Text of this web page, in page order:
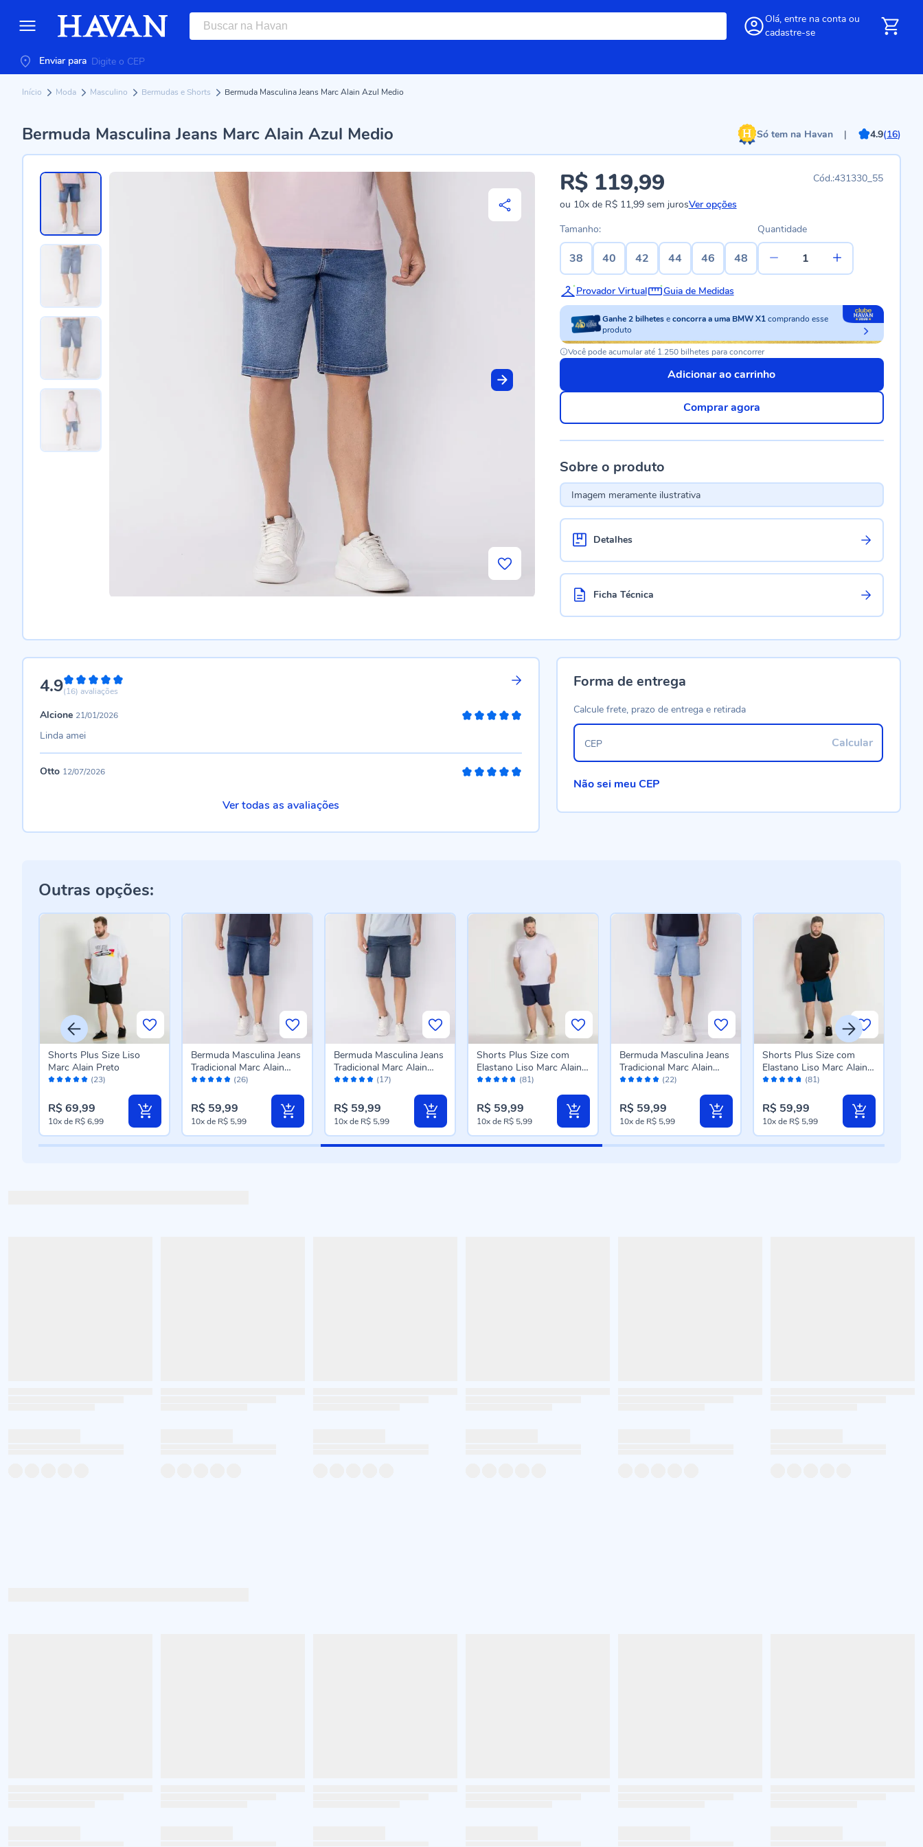
Olá, entre na conta ou
cadastre-se
Enviar para
Início Moda Masculino Bermudas e Shorts Bermuda Masculina Jeans Marc Alain Azul Medio
Bermuda Masculina Jeans Marc Alain Azul Medio Só tem na Havan | 4.9(16)
431330_55
R$ 119,99
ou 10xde R$ 11,99sem jurosVer opções
Tamanho:
38 40 42 44 46 48
Quantidade
Provador Virtual Guia de Medidas
Ganhe2 bilhetes econcorra a uma BMW X1comprando esse
produto
Você pode acumular até 1.250 bilhetes para concorrer
Adicionar ao carrinho
Comprar agora
Sobre o produto
Imagem meramente ilustrativa
Detalhes
Ficha Técnica
4.998%
(16) avaliações
Alcione 21/01/2026
Linda amei
Otto 12/07/2026
Ver todas as avaliações
Forma de entrega
Calcule frete, prazo de entrega e retirada
Calcular
CEP
Não sei meu CEP
Outras opções:
Avaliação: (23)
Shorts Plus Size Liso
Marc Alain Preto
R$ 69,99
10xde R$ 6,99
Avaliação: (26)
Bermuda Masculina Jeans
Tradicional Marc Alain
Azul Escuro
R$ 59,99
10xde R$ 5,99
Avaliação: (17)
Bermuda Masculina Jeans
Tradicional Marc Alain
Azul Escuro
R$ 59,99
10xde R$ 5,99
Avaliação: (81)
Shorts Plus Size com
Elastano Liso Marc Alain
Plus Marinho
R$ 59,99
10xde R$ 5,99
Avaliação: (22)
Bermuda Masculina Jeans
Tradicional Marc Alain
Azul Claro
R$ 59,99
10xde R$ 5,99
Avaliação: (81)
Shorts Plus Size com
Elastano Liso Marc Alain
Plus Petroleo Skype
R$ 59,99
10xde R$ 5,99